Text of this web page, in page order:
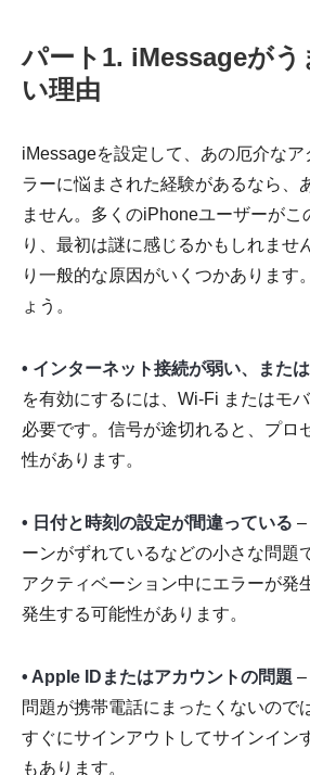
パート1. iMessageがう
い理由
iMessageを設定して、あの厄介な
ラーに悩まされた経験があるなら、
ません。多くのiPhoneユーザーがこ
り、最初は謎に感じるかもしれませ
り一般的な原因がいくつかあります
ょう。
• インターネット接続が弱い、また
を有効にするには、Wi-Fi またはモ
必要です。信号が途切れると、プロ
性があります。
• 日付と時刻の設定が間違っている –
ーンがずれているなどの小さな問題
アクティベーション中にエラーが発
発生する可能性があります。
• Apple IDまたはアカウントの問題 –
問題が携帯電話にまったくないので
すぐにサインアウトしてサインイン
もあります。